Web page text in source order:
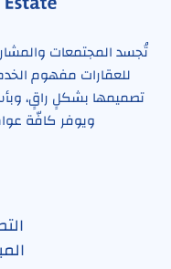
تُجسد المجتمعات
للعقارات مفهوم
تصميمها بشكلٍ راقٍ،
ويوفر كافّة